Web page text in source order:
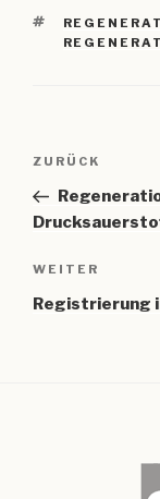
Vorheriger
Beitrag
ZURÜCK
Nächster
Beitrag
WEITER
Registrierung